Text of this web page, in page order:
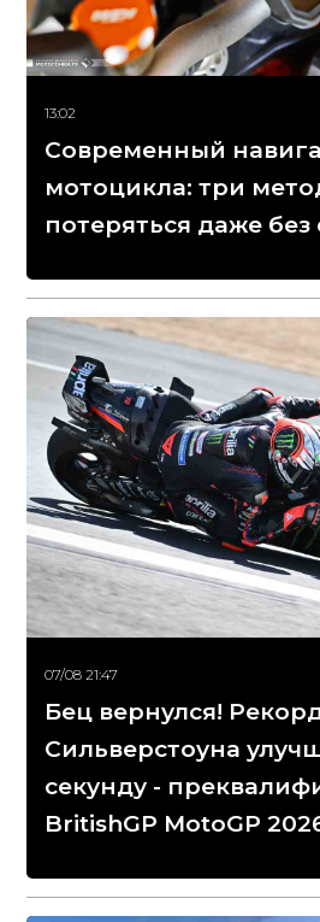
13:02
Современный
мотоцикла: три
потеряться даже без
07/08 21:47
Бец вернулся!
Сильверстоуна
секунду -
BritishGP MotoGP